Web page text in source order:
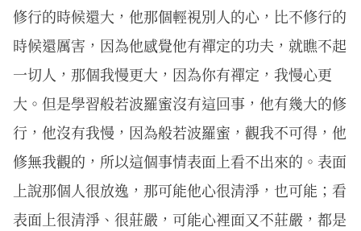
修行的時候還大，他那個輕視別人的心，比不修行的
時候還厲害，因為他感覺他有禪定的功夫，就瞧不起
一切人，那個我慢更大，因為你有禪定，我慢心更
大。但是學習般若波羅蜜沒有這回事，他有幾大的修
行，他沒有我慢，因為般若波羅蜜，觀我不可得，他
修無我觀的，所以這個事情表面上看不出來的。表面
上說那個人很放逸，那可能他心很清淨，也可能；看
表面上很清淨、很莊嚴，可能心裡面又不莊嚴，都是